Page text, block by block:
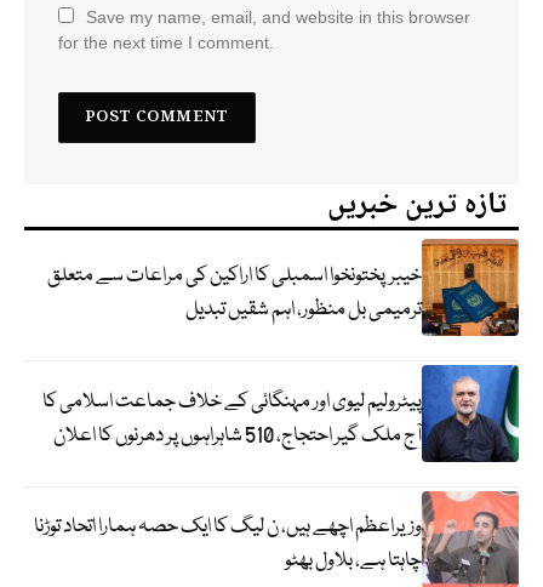
Save my name, email, and website in this browser
for the next time I comment.
تازہ ترین خبریں
خیبرپختونخوا اسمبلی کا اراکین کی مراعات سے متعلق
ترمیمی بل منظور، اہم شقیں تبدیل
پیٹرولیم لیوی اور مہنگائی کے خلاف جماعت اسلامی کا
آج ملک گیر احتجاج، 510 شاہراہوں پر دھرنوں کا اعلان
وزیراعظم اچھے ہیں، ن لیگ کا ایک حصہ ہمارا اتحاد توڑنا
چاہتا ہے، بلاول بھٹو